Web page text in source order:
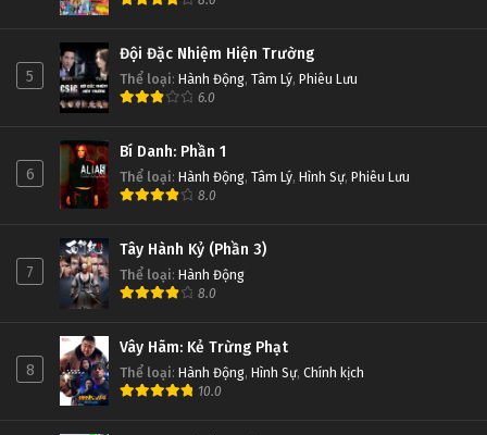
5
Đội Đặc Nhiệm Hiện Trường
Thể loại: Hành Động, Tâm Lý, Phiêu Lưu
6.0
6
Bí Danh: Phần 1
Thể loại: Hành Động, Tâm Lý, Hình Sự, Phiêu Lưu
8.0
7
Tây Hành Kỷ (Phần 3)
Thể loại: Hành Động
8.0
8
Vây Hãm: Kẻ Trừng Phạt
Thể loại: Hành Động, Hình Sự, Chính kịch
10.0